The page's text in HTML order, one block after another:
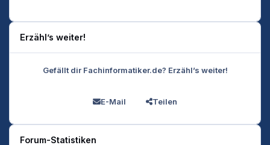
Erzähl’s weiter!
Gefällt dir Fachinformatiker.de? Erzähl’s weiter!
E-Mail Teilen
Forum-Statistiken